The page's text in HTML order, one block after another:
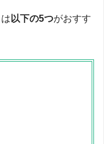
は 以下の5つがおすす